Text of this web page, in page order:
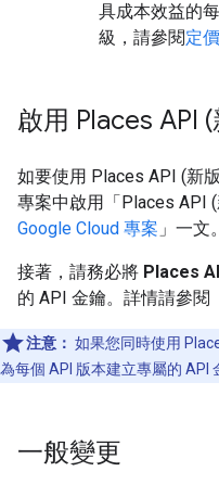
具成本效益的
級，請參閱定
啟用 Places API
如要使用 Places API (新
專案中啟用「Places API (
Google Cloud 專案 」一文。
接著，請務必將 Places
的 API 金鑰。詳情請參閱
注意： 如果您同時使用
為每個 API 版本建立專屬的 API
一般變更